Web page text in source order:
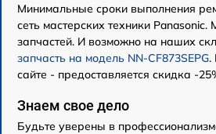
Минимальные сроки выполнения
сеть мастерских техники
запчастей. И возможно на наших
запчасть на модель NN-CF873SEPG.
сайте - предоставляется скидка -
Знаем свое дело
Будьте уверены в